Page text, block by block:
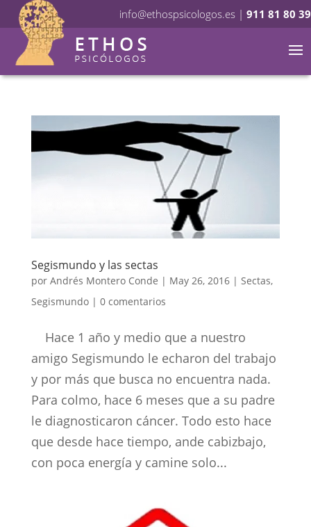
info@ethospsicologos.es | 911 81 80 39
Segismundo y las sectas
por Andrés Montero Conde | May 26, 2016| Sectas,
Segismundo| 0 comentarios
Hace 1 año y medio que a nuestro
amigo Segismundo le echaron del trabajo
y por más que busca no encuentra nada.
Para colmo, hace 6 meses que a su padre
le diagnosticaron cáncer. Todo esto hace
que desde hace tiempo, ande cabizbajo,
con poca energía y camine solo...